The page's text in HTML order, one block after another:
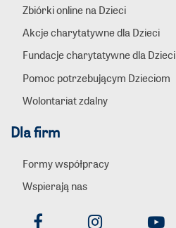
Zbiórki online na Dzieci
Akcje charytatywne dla Dzieci
Fundacje charytatywne dla Dzieci
Pomoc potrzebującym Dzieciom
Wolontariat zdalny
Dla firm
Formy współpracy
Wspierają nas